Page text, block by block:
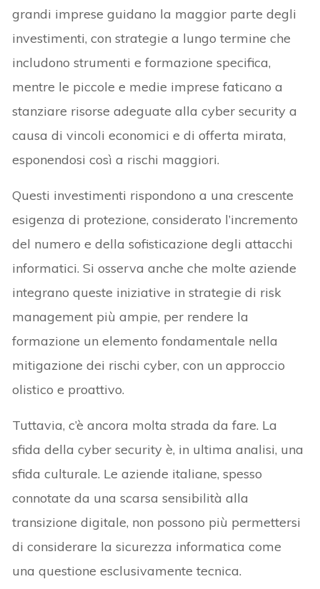
grandi imprese guidano la maggior parte degli
investimenti, con strategie a lungo termine che
includono strumenti e formazione specifica,
mentre le piccole e medie imprese faticano a
stanziare risorse adeguate alla cyber security a
causa di vincoli economici e di offerta mirata,
esponendosi così a rischi maggiori.
Questi investimenti rispondono a una crescente
esigenza di protezione, considerato l’incremento
del numero e della sofisticazione degli attacchi
informatici. Si osserva anche che molte aziende
integrano queste iniziative in strategie di risk
management più ampie, per rendere la
formazione un elemento fondamentale nella
mitigazione dei rischi cyber, con un approccio
olistico e proattivo.
Tuttavia, c’è ancora molta strada da fare. La
sfida della cyber security è, in ultima analisi, una
sfida culturale. Le aziende italiane, spesso
connotate da una scarsa sensibilità alla
transizione digitale, non possono più permettersi
di considerare la sicurezza informatica come
una questione esclusivamente tecnica.